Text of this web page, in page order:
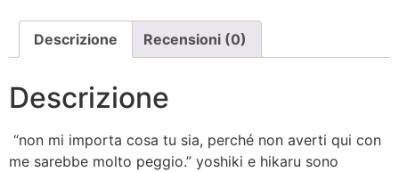
quantità
Descrizione Recensioni (0)
Descrizione
“non mi importa cosa tu sia, perché non averti qui con
me sarebbe molto peggio.” yoshiki e hikaru sono